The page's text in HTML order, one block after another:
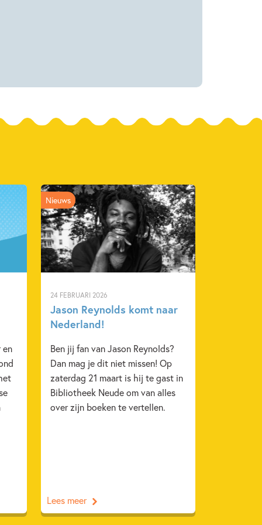
en
24 FEBRUARI 2026
Jason Reynolds komt naar
Nederland!
Ben jij fan van Jason Reynolds?
Dan mag je dit niet missen! Op
zaterdag 21 maart is hij te gast in
Bibliotheek Neude om van alles
over zijn boeken te vertellen.
Nieuws
Lees meer